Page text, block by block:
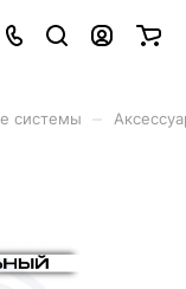
системы